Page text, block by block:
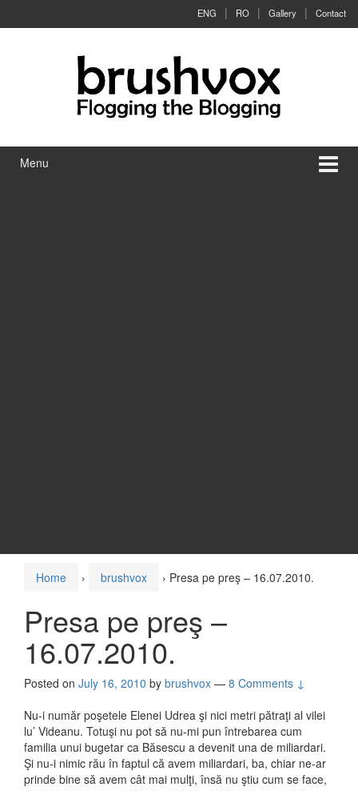
ENG RO Gallery Contact
Menu
Home › brushvox › Presa pe preş – 16.07.2010.
Presa pe preş –
16.07.2010.
Posted on July 16, 2010 by brushvox — 8 Comments ↓
Nu-i număr poşetele Elenei Udrea şi nici metri pătraţi al vilei
lu’ Videanu. Totuşi nu pot să nu-mi pun întrebarea cum
familia unui bugetar ca Băsescu a devenit una de miliardari.
Şi nu-i nimic rău în faptul că avem miliardari, ba, chiar ne-ar
prinde bine să avem cât mai mulţi, însă nu ştiu cum se face,